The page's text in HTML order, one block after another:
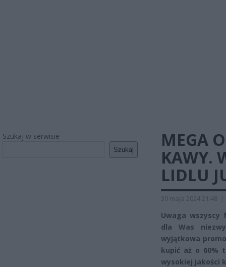
Szukaj w serwisie
Szukaj
MEGA
KAWY.
LIDLU
30 maja 2024 21:48 |
Uwaga wszyscy
dla Was
wyjątkowa
kupić aż o 60%
wysokiej jakości